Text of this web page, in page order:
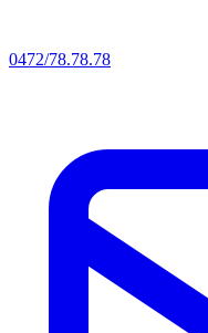
0472/78.78.78